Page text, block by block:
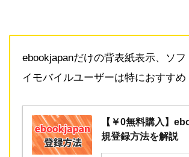
ebookjapanだけの背表紙表示、ソフ
イモバイルユーザーは特におすすめ
【￥0無料購入】
規登録方法を解説